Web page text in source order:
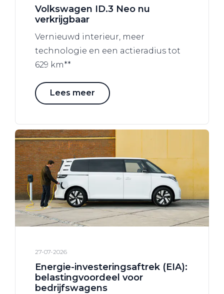
Volkswagen ID.3 Neo nu
verkrijgbaar
Vernieuwd interieur, meer
technologie en een actieradius tot
629 km**
Lees meer
27-07-2026
Energie-investeringsaftrek (EIA):
belastingvoordeel voor
bedrijfswagens